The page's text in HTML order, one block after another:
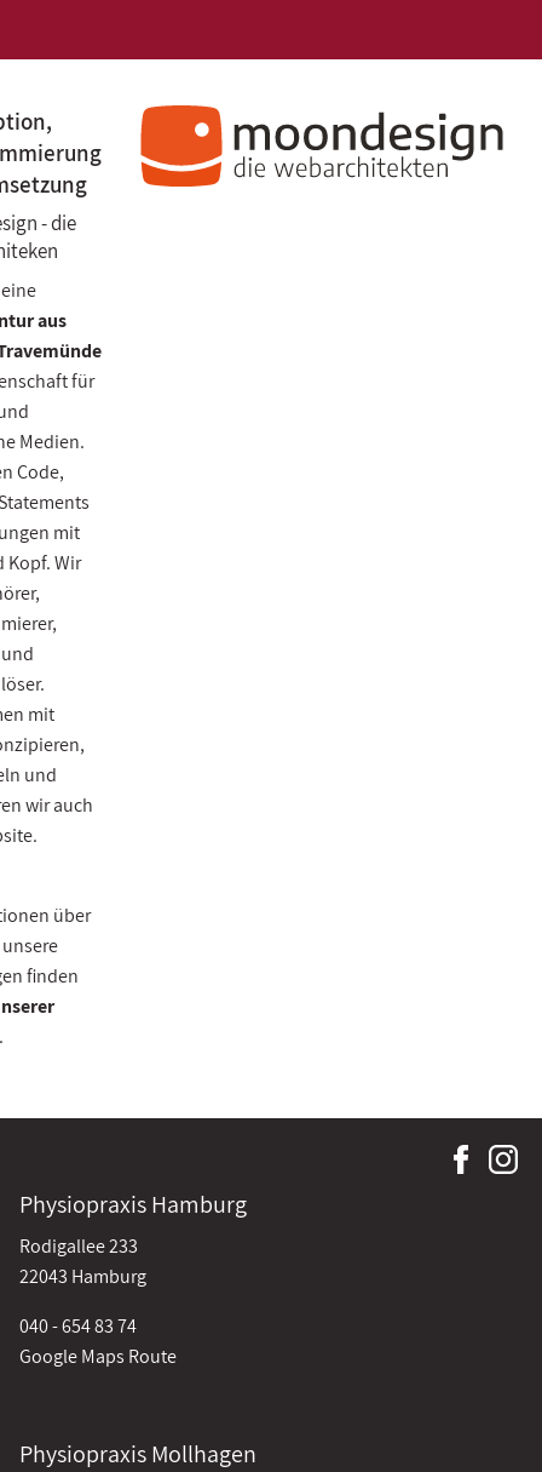
- die
aus
für
Medien.
Code,
mit
Kopf. Wir
mit
und
wir auch
über
finden
.
Physiopraxis Hamburg
Rodigallee 233
22043 Hamburg
040 - 654 83 74
Google Maps Route
Physiopraxis Mollhagen